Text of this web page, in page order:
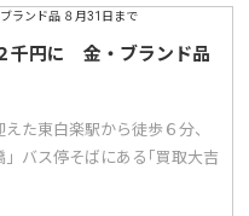
千円に 金・ブランド品
た東白楽駅から徒歩６分、
バス停そばにある｢買取大吉